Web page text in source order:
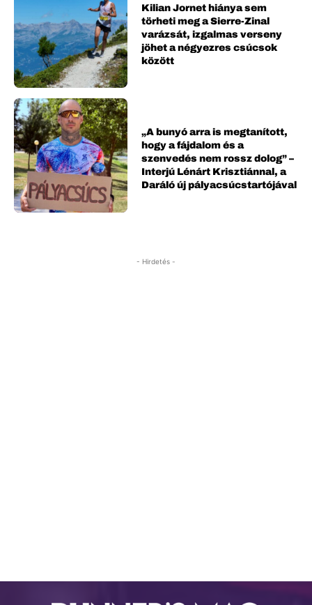
Kilian Jornet hiánya sem
törheti meg a Sierre-Zinal
varázsát, izgalmas verseny
jöhet a négyezres csúcsok
között
„A bunyó arra is megtanított,
hogy a fájdalom és a
szenvedés nem rossz dolog” –
Interjú Lénárt Krisztiánnal, a
Daráló új pályacsúcstartójával
- Hirdetés -